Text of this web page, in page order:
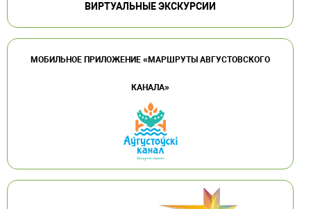
ВИРТУАЛЬНЫЕ ЭКСКУРСИИ
МОБИЛЬНОЕ ПРИЛОЖЕНИЕ «МАРШРУТЫ АВГУСТОВСКОГО
КАНАЛА»